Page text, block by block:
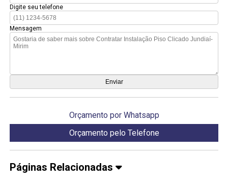
Digite seu telefone
Mensagem
Orçamento por Whatsapp
Orçamento pelo Telefone
Páginas Relacionadas